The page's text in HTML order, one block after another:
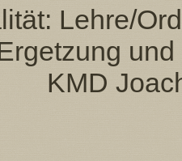
Lehre/
KMD